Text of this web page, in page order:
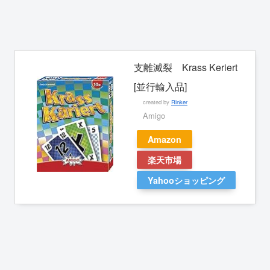
支離滅裂 Krass Keriert
[並行輸入品]
created by Rinker
Amigo
Amazon
楽天市場
Yahooショッピング